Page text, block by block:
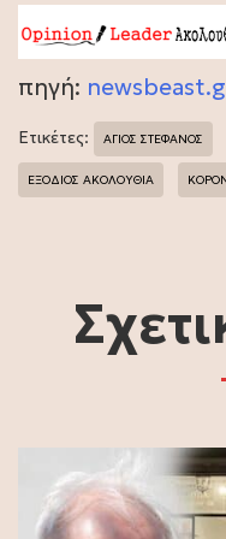
πηγή:
Ετικέτες: ΆΓΙΟΣ ΣΤΕΦΑΝΟΣ
ΕΞΟΔΙΟΣ ΑΚΟΛΟΥΘΙΑ